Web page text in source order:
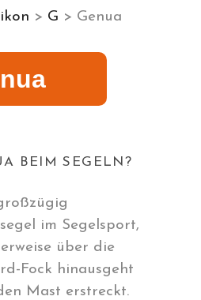
> G > Genua
BEIM SEGELN?
im Segelsport,
über die
Fock hinausgeht
Mast erstreckt.